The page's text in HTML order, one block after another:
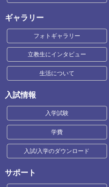
ギャラリー
フォトギャラリー
立教生にインタビュー
生活について
入試情報
入学試験
学費
入試/入学のダウンロード
サポート